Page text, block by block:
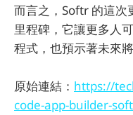
而言之，Softr 的這次
里程碑，它讓更多人
程式，也預示著未來
原始連結： https://
code-app-builder-